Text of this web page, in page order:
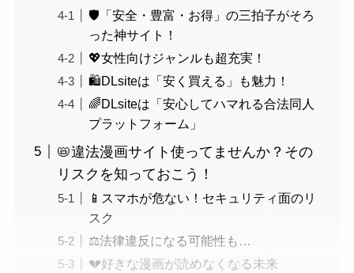
🛡️「安全・豊富・お得」の三拍子がそろ
った神サイト！
💖女性向けジャンルも超充実！
🛍️DLsiteは「安く買える」も魅力！
🌈DLsiteは「安心してハマれる合法同人
プラットフォーム」
📛違法漫画サイト使ってませんか？その
リスクを知っておこう！
📱スマホが危ない！セキュリティ面のリ
スク
⚖️法律違反になる可能性も…
💔好きな漫画が読めなくなる未来